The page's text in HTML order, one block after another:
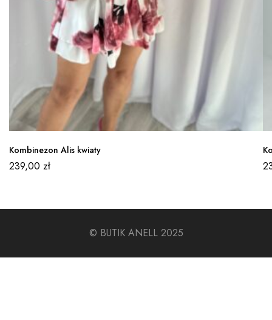
Kombinezon Alis kwiaty
239,00 zł
© BUTIK ANELL 2025